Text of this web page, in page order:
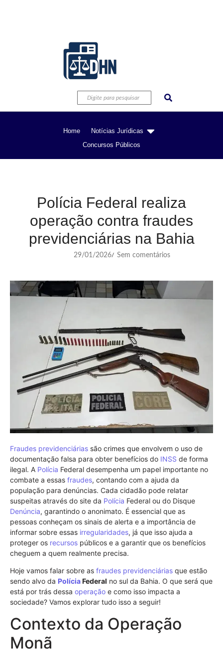
Home
Notícias Jurídicas
Concursos Públicos
Polícia Federal realiza
operação contra fraudes
previdenciárias na Bahia
29/01/2026/ Sem comentários
Fraudes previdenciárias são crimes que envolvem o uso de
documentação falsa para obter benefícios do INSS de forma
ilegal. A Polícia Federal desempenha um papel importante no
combate a essas fraudes, contando com a ajuda da
população para denúncias. Cada cidadão pode relatar
suspeitas através do site da Polícia Federal ou do Disque
Denúncia, garantindo o anonimato. É essencial que as
pessoas conheçam os sinais de alerta e a importância de
informar sobre essas irregularidades, já que isso ajuda a
proteger os recursos públicos e a garantir que os benefícios
cheguem a quem realmente precisa.
Hoje vamos falar sobre as fraudes previdenciárias que estão
sendo alvo da PolíciaFederal no sul da Bahia. O que será que
está por trás dessa operação e como isso impacta a
sociedade? Vamos explorar tudo isso a seguir!
Contexto da Operação
Monã